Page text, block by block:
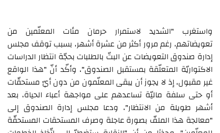
واستغرب "الشديد لاستمرار حرمان مئات المعلّمين من
تعويضاتهم، رغم مرور أكثر من عشرة أشهر، بسبب توقف مجلس
إدارة صندوق التعويضات عن البتّ بالطلبات بحجّة انتظار الدراسات
الاكتواريّة المتعلّقة بمستقبل الصندوق"، وأكّد أنّ "هذا الواقع
غير مقبول، إذ لا يجوز أن يبقى المعلّمون من دون أيّ مستحقّات
أو حتى سلفة ماليّة تساعدهم على مواجهة أعباء الحياة، بعد
أشهر طويلة من الانتظار"، ودعا مجلس إدارة الصندوق إلى
"معالجة هذا الملفّ بصورة عاجلة وصرف المستحقات المستحقّة